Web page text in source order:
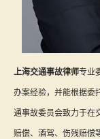
上海交通事故律师专业
办案经验，并能根据委
通事故委员会致力于在
赔偿、酒驾、伤残赔偿